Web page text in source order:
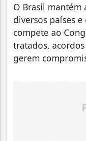
O Brasil mantém
diversos países
compete ao
tratados,
gerem